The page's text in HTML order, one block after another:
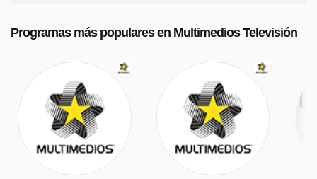
Programas más populares en Multimedios Televisión